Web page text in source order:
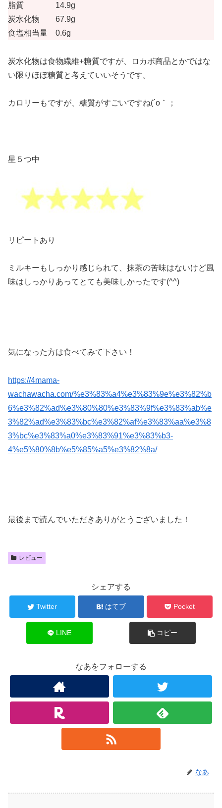
脂質 14.9g
炭水化物 67.9g
食塩相当量 0.6g
炭水化物は食物繊維+糖質ですが、ロカボ商品とかではな
い限りほぼ糖質と考えていいそうです。
カロリーもですが、糖質がすごいですね(´o｀；
星５つ中
リピートあり
ミルキーもしっかり感じられて、抹茶の苦味はないけど風
味はしっかりあってとても美味しかったです(^^)
気になった方は食べてみて下さい！
https://4mama-
wachawacha.com/%e3%83%a4%e3%83%9e%e3%82%b
6%e3%82%ad%e3%80%80%e3%83%9f%e3%83%ab%e
3%82%ad%e3%83%bc%e3%82%af%e3%83%aa%e3%8
3%bc%e3%83%a0%e3%83%91%e3%83%b3-
4%e5%80%8b%e5%85%a5%e3%82%8a/
最後まで読んでいただきありがとうございました！
レビュー
シェアする
Twitter はてブ Pocket
LINE コピー
なあをフォローする
なあ